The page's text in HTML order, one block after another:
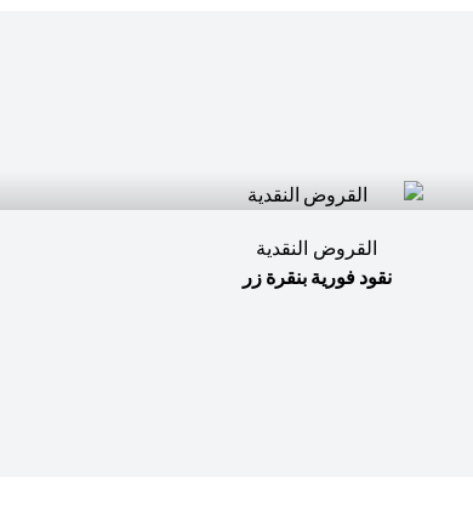
القروض النقدية
نقود فورية بنقرة زر